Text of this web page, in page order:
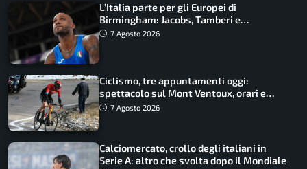
L’Italia parte per gli Europei di
Birmingham: Jacobs, Tamberi e
Battocletti guidano una spedizione
7 Agosto 2026
Ciclismo, tre appuntamenti oggi:
spettacolo sul Mont Ventoux, orari e
come vederli
7 Agosto 2026
Calciomercato, crollo degli italiani in
Serie A: altro che svolta dopo il Mondiale